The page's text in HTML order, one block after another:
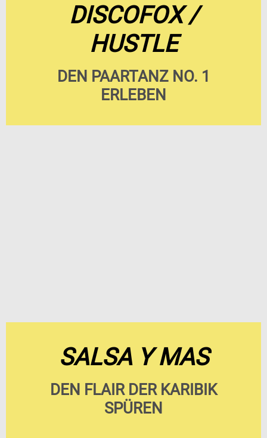
DISCOFOX /
HUSTLE
DEN PAARTANZ NO. 1
ERLEBEN
SALSA Y MAS
DEN FLAIR DER KARIBIK
SPÜREN